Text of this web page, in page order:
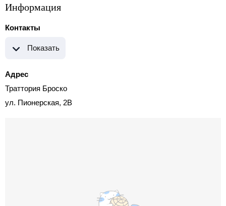
Информация
Контакты
Показать
Адрес
Траттория Броско
ул. Пионерская, 2В